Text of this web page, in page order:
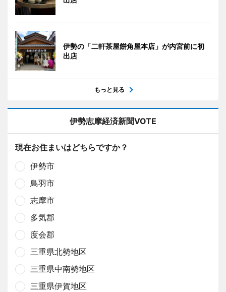
伊勢の「二軒茶屋餅角屋本店」が内宮前に初
出店
もっと見る
伊勢志摩経済新聞VOTE
現在お住まいはどちらですか？
伊勢市
鳥羽市
志摩市
多気郡
度会郡
三重県北勢地区
三重県中南勢地区
三重県伊賀地区